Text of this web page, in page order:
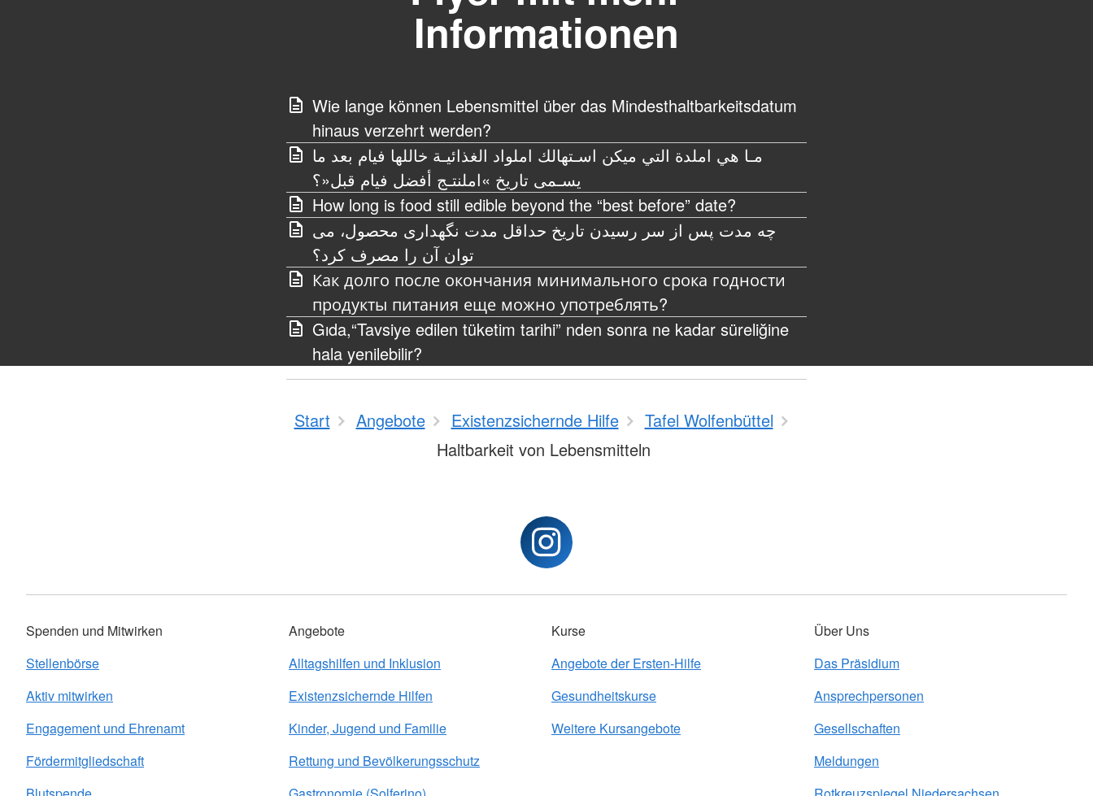
Informationen
Wie lange können Lebensmittel über das Mindesthaltbarkeitsdatum
hinaus verzehrt werden?
مـا هي املدة التي ميكن اسـتهالك املواد الغذائيـة خاللها فيام بعد ما
يسـمى تاريخ »املنتـج أفضل فيام قبل«؟
How long is food still edible beyond the “best before” date?
چه مدت پس از سر رسیدن تاریخ حداقل مدت نگهداری محصول، می
توان آن را مصرف کرد؟
Как долго после окончания минимального срока годности
продукты питания еще можно употреблять?
Gıda,“Tavsiye edilen tüketim tarihi” nden sonra ne kadar süreliğine
hala yenilebilir?
Start Angebote Existenzsichernde Hilfe
Tafel Wolfenbüttel
Haltbarkeit von Lebensmitteln
Spenden und Mitwirken
Stellenbörse
Aktiv mitwirken
Engagement und Ehrenamt
Fördermitgliedschaft
Angebote
Alltagshilfen und Inklusion
Existenzsichernde Hilfen
Kinder, Jugend und Familie
Rettung und Bevölkerungsschutz
Kurse
Angebote der Ersten-Hilfe
Gesundheitskurse
Weitere Kursangebote
Über Uns
Das Präsidium
Ansprechpersonen
Gesellschaften
Meldungen